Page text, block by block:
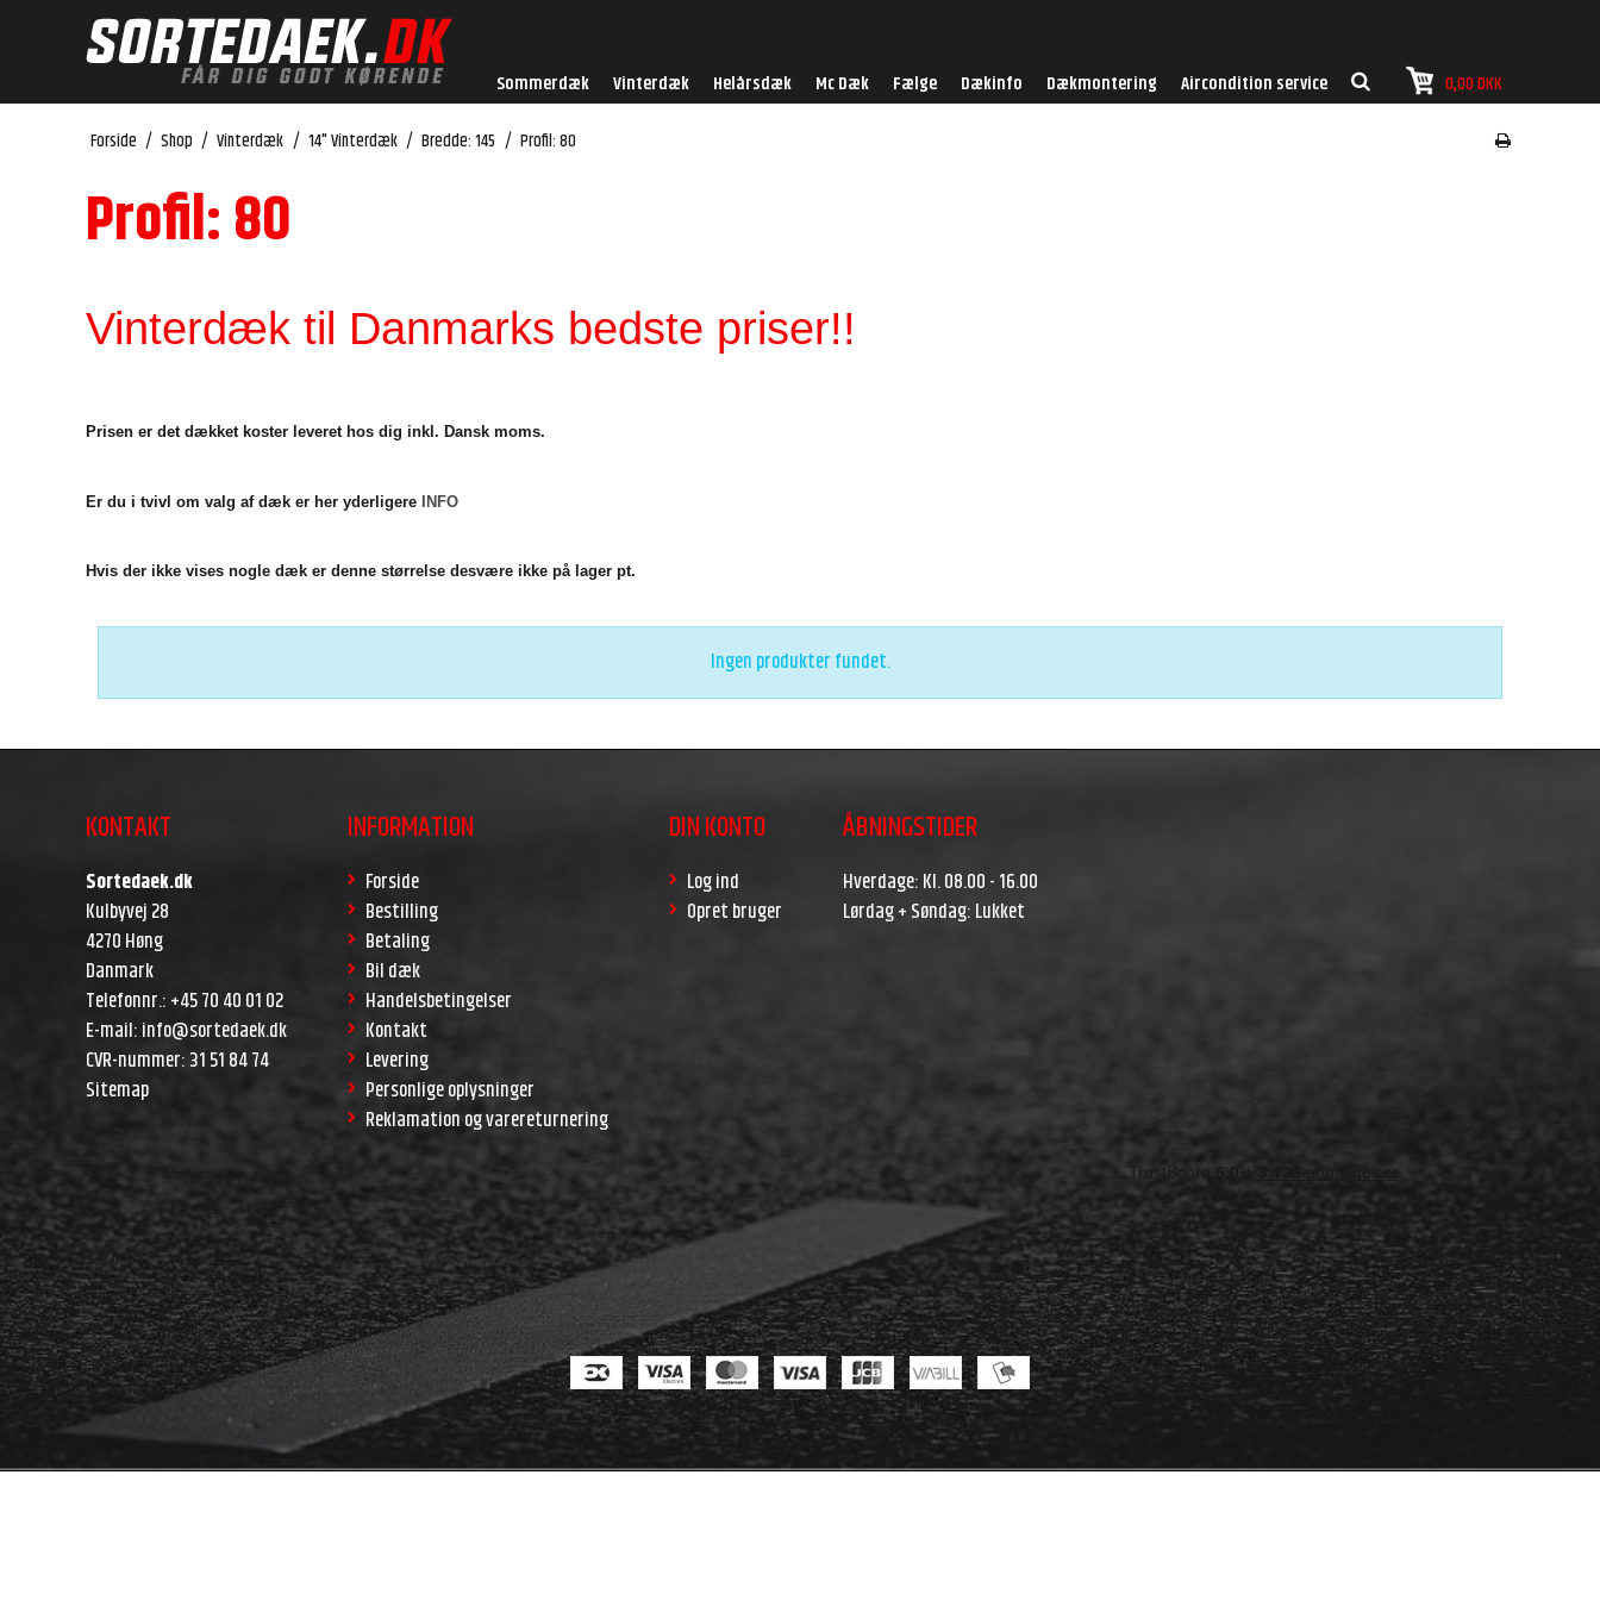
Sommerdæk Vinterdæk Helårsdæk Mc Dæk Fælge Dækinfo Dækmontering Aircondition service 0,00 DKK
Forside / Shop / Vinterdæk / 14" Vinterdæk / Bredde: 145 / Profil: 80
Profil: 80
Vinterdæk til Danmarks bedste priser!!
Prisen er det dækket koster leveret hos dig inkl. Dansk moms.
Er du i tvivl om valg af dæk er her yderligere INFO
Hvis der ikke vises nogle dæk er denne størrelse desvære ikke på lager pt.
Ingen produkter fundet.
KONTAKT
Sortedaek.dk
Kulbyvej 28
4270 Høng
Danmark
Telefonnr.:+45 70 40 01 02
E-mail:info@sortedaek.dk
CVR-nummer:31 51 84 74
Sitemap
INFORMATION
Forside
Bestilling
Betaling
Bil dæk
Handelsbetingelser
Kontakt
Levering
Personlige oplysninger
Reklamation og varereturnering
DIN KONTO
Log ind
Opret bruger
ÅBNINGSTIDER
Hverdage: Kl. 08.00 - 16.00
Lørdag + Søndag: Lukket